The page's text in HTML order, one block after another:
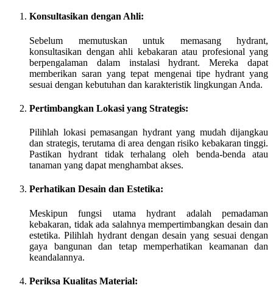
Konsultasikan dengan Ahli:
Sebelum memutuskan untuk memasang hydrant,
konsultasikan dengan ahli kebakaran atau profesional yang
berpengalaman dalam instalasi hydrant. Mereka dapat
memberikan saran yang tepat mengenai tipe hydrant yang
sesuai dengan kebutuhan dan karakteristik lingkungan Anda.
Pertimbangkan Lokasi yang Strategis:
Pilihlah lokasi pemasangan hydrant yang mudah dijangkau
dan strategis, terutama di area dengan risiko kebakaran tinggi.
Pastikan hydrant tidak terhalang oleh benda-benda atau
tanaman yang dapat menghambat akses.
Perhatikan Desain dan Estetika:
Meskipun fungsi utama hydrant adalah pemadaman
kebakaran, tidak ada salahnya mempertimbangkan desain dan
estetika. Pilihlah hydrant dengan desain yang sesuai dengan
gaya bangunan dan tetap memperhatikan keamanan dan
keandalannya.
Periksa Kualitas Material: